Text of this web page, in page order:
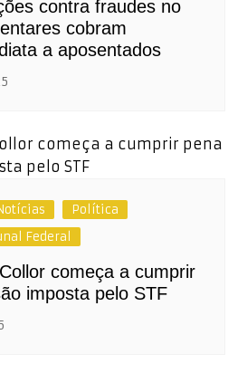
contra fraudes no
cobram
a aposentados
Política
Federal
começa a cumprir
imposta pelo STF